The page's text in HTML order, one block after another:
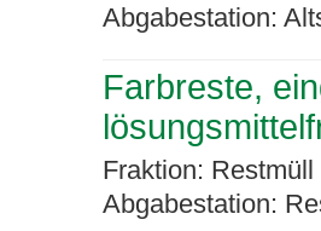
Abgabestation:
Farbreste,
Fraktion: Restmüll
Abgabestation: